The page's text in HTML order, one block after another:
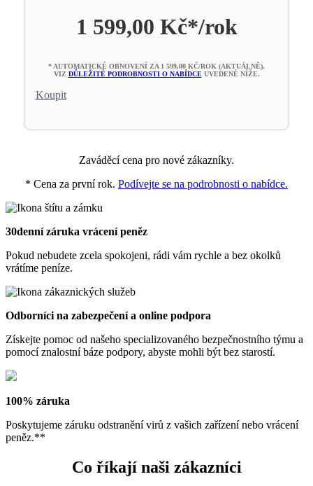
1 599,00 Kč*/rok
* AUTOMATICKÉ OBNOVENÍ ZA 1 599,00 KČ/ROK (AKTUÁLNĚ).
VIZ DŮLEŽITÉ PODROBNOSTI O NABÍDCEUVEDENÉ NÍŽE.
Koupit
Zaváděcí cena pro nové zákazníky.
* Cena za první rok. Podívejte se na podrobnosti o nabídce.
30denní záruka vrácení peněz
Pokud nebudete zcela spokojeni, rádi vám rychle a bez okolků
vrátíme peníze.
Odborníci na zabezpečení a online podpora
Získejte pomoc od našeho specializovaného bezpečnostního týmu a
pomocí znalostní báze podpory, abyste mohli být bez starostí.
100% záruka
Poskytujeme záruku odstranění virů z vašich zařízení nebo vrácení
peněz.**
Co říkají naši zákazníci